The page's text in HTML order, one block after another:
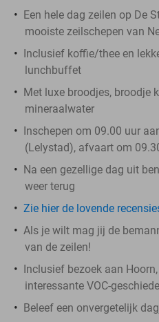
Een hele dag zeilen op De
mooiste zeilschepen van
Inclusief koffie/thee en
lunchbuffet
Met luxe broodjes, broodje
mineraalwater
Inschepen om 09.00 uur
(Lelystad), afvaart om
Na een gezellige dag uit
weer terug
Zie hier de lovende
Als je wilt mag jij de
van de zeilen!
Inclusief bezoek aan
interessante VOC-
Beleef een onvergetelijk